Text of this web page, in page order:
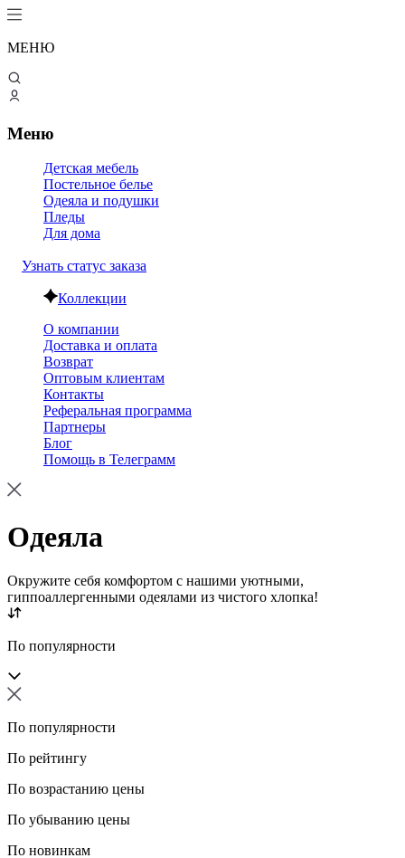
МЕНЮ
Меню
Детская мебель
Постельное белье
Одеяла и подушки
Пледы
Для дома
Узнать статус заказа
Коллекции
О компании
Доставка и оплата
Возврат
Оптовым клиентам
Контакты
Реферальная программа
Партнеры
Блог
Помощь в Телеграмм
Одеяла
Окружите себя комфортом с нашими уютными,
гиппоаллергенными одеялами из чистого хлопка!
По популярности
По популярности
По рейтингу
По возрастанию цены
По убыванию цены
По новинкам